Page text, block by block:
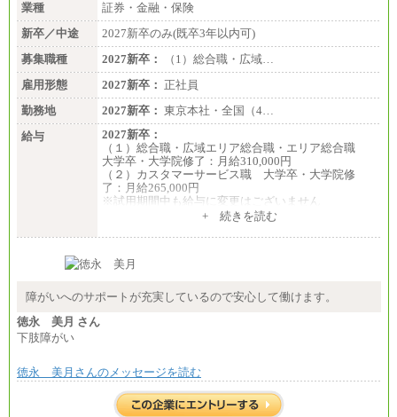
業種
証券・金融・保険
新卒／中途
2027新卒のみ(既卒3年以内可)
募集職種
2027新卒：
（1）総合職・広域…
雇用形態
2027新卒： 正社員
勤務地
2027新卒： 東京本社・全国（4…
給与
2027新卒：
（１）総合職・広域エリア総合職・エリア総合職
大学卒・大学院修了：月給310,000円
（２）カスタマーサービス職 大学卒・大学院修
了：月給265,000円
※試用期間中も給与に変更はございません
+ 続きを読む
障がいへのサポートが充実しているので安心して働けます。
徳永 美月 さん
下肢障がい
徳永 美月さんのメッセージを読む